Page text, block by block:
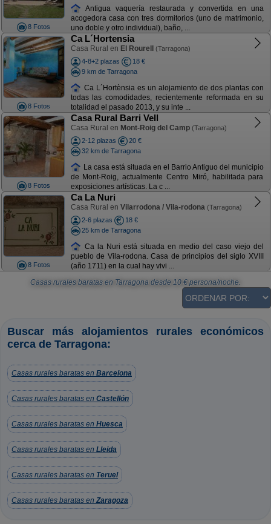
8 Fotos
Antigua vaquería restaurada y convertida en una
acogedora casa con tres dormitorios (uno de matrimonio,
uno doble y otro individual), baño, ...
8 Fotos
Ca L´Hortensia
Casa Rural en El Rourell
(Tarragona)
4-8+2 plazas
18 €
9 km de Tarragona
Ca L´Hortènsia es un alojamiento de dos plantas con
todas las comodidades, recientemente reformada en su
totalidad el pasado 2013, y su inte ...
8 Fotos
Casa Rural Barri Vell
Casa Rural en Mont-Roig del Camp (Tarragona)
2-12 plazas
20 €
32 km de Tarragona
La casa está situada en el Barrio Antiguo del municipio
de Mont-Roig, actualmente Centro Miró, habilitada para
exposiciones artísticas. La c ...
8 Fotos
Ca La Nuri
Casa Rural en Vilarrodona / Vila-rodona (Tarragona)
2-6 plazas
18 €
25 km de Tarragona
Ca la Nuri está situada en medio del caso viejo del
pueblo de Vila-rodona. Casa de principios del siglo XVIII
(año 1711) en la cual hay vivi ...
Casas rurales baratas en Tarragona desde 10 € persona/noche.
Buscar más alojamientos rurales económicos
cerca de Tarragona:
Casas rurales baratas en Barcelona
Casas rurales baratas en Castellón
Casas rurales baratas en Huesca
Casas rurales baratas en Lleida
Casas rurales baratas en Teruel
Casas rurales baratas en Zaragoza